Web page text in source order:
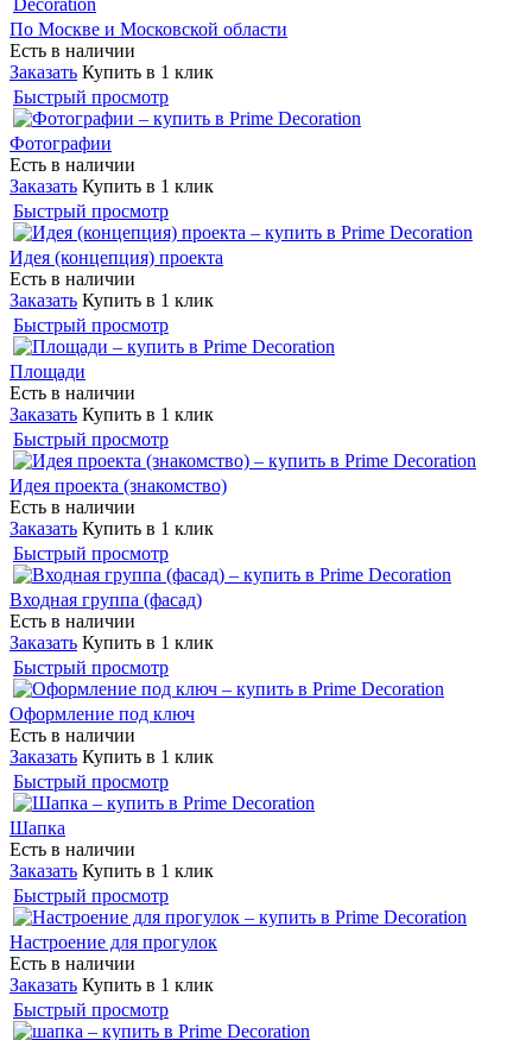
По Москве и Московской области
Есть в наличии
Заказать Купить в 1 клик
Быстрый просмотр
Фотографии
Есть в наличии
Заказать Купить в 1 клик
Быстрый просмотр
Идея (концепция) проекта
Есть в наличии
Заказать Купить в 1 клик
Быстрый просмотр
Площади
Есть в наличии
Заказать Купить в 1 клик
Быстрый просмотр
Идея проекта (знакомство)
Есть в наличии
Заказать Купить в 1 клик
Быстрый просмотр
Входная группа (фасад)
Есть в наличии
Заказать Купить в 1 клик
Быстрый просмотр
Оформление под ключ
Есть в наличии
Заказать Купить в 1 клик
Быстрый просмотр
Шапка
Есть в наличии
Заказать Купить в 1 клик
Быстрый просмотр
Настроение для прогулок
Есть в наличии
Заказать Купить в 1 клик
Быстрый просмотр